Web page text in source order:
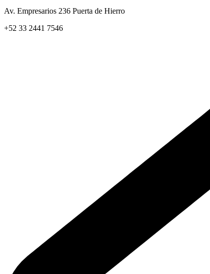
Av. Empresarios 236 Puerta de Hierro
+52 33 2441 7546